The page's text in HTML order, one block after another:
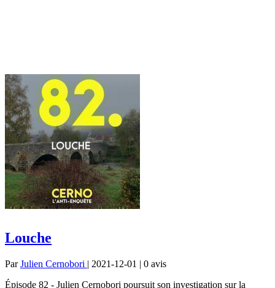
Louche
ParJulien Cernobori | 2021-12-01 | 0 avis
Épisode 82 - Julien Cernobori poursuit son investigation sur la